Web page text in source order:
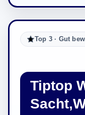
Top 3 · Gut
Tiptop